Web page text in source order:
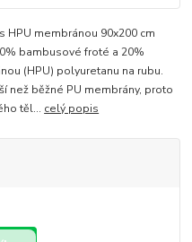
HPU membránou 90x200 cm
bambusové froté a 20%
(HPU) polyuretanu na rubu.
než běžné PU membrány, proto
těl... celý popis